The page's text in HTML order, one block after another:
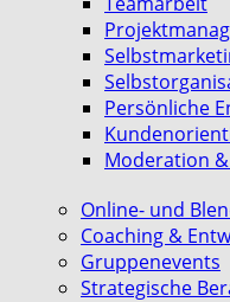
Persönliche
Moderation
Online- und
Coaching &
Gruppenevents
Strategische